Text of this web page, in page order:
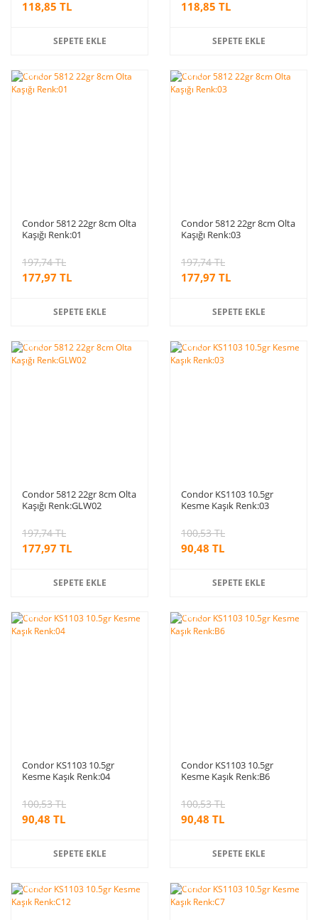
118,85 TL
SEPETE EKLE
118,85 TL
SEPETE EKLE
%10
Condor 5812 22gr 8cm Olta
Kaşığı Renk:01
177,97 TL
197,74 TL
SEPETE EKLE
%10
Condor 5812 22gr 8cm Olta
Kaşığı Renk:03
177,97 TL
197,74 TL
SEPETE EKLE
%10
Condor 5812 22gr 8cm Olta
Kaşığı Renk:GLW02
177,97 TL
197,74 TL
SEPETE EKLE
%10
Condor KS1103 10.5gr
Kesme Kaşık Renk:03
90,48 TL
100,53 TL
SEPETE EKLE
%10
Condor KS1103 10.5gr
Kesme Kaşık Renk:04
90,48 TL
100,53 TL
SEPETE EKLE
%10
Condor KS1103 10.5gr
Kesme Kaşık Renk:B6
90,48 TL
100,53 TL
SEPETE EKLE
%10 %10